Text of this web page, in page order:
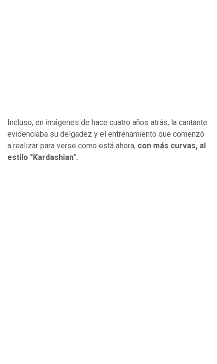
Incluso, en imágenes de hace cuatro años atrás, la cantante
evidenciaba su delgadez y el entrenamiento que comenzó
a realizar para verse como está ahora, con más curvas, al
estilo "Kardashian".